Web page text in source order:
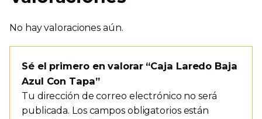
No hay valoraciones aún.
Sé el primero en valorar “Caja Laredo Baja
Azul Con Tapa”
Tu dirección de correo electrónico no será
publicada. Los campos obligatorios están